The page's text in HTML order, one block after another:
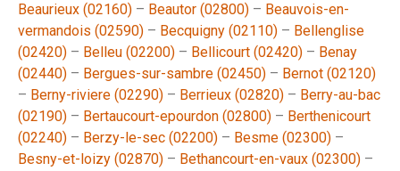
Beaurieux (02160) – Beautor (02800) – Beauvois-en-
vermandois (02590) – Becquigny (02110) – Bellenglise
(02420) – Belleu (02200) – Bellicourt (02420) – Benay
(02440) – Bergues-sur-sambre (02450) – Bernot (02120)
– Berny-riviere (02290) – Berrieux (02820) – Berry-au-bac
(02190) – Bertaucourt-epourdon (02800) – Berthenicourt
(02240) – Berzy-le-sec (02200) – Besme (02300) –
Besny-et-loizy (02870) – Bethancourt-en-vaux (02300) –